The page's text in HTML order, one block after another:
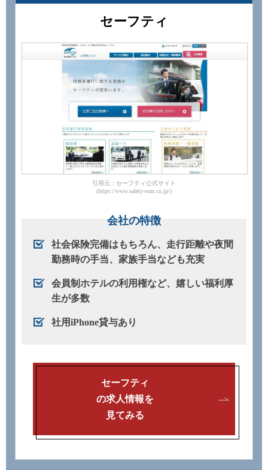
セーフティ
引用元：セーフティ公式サイト
(https://www.safety-ssm.co.jp/)
会社の特徴
社会保険完備はもちろん、走行距離や夜間
勤務時の手当、家族手当なども充実
会員制ホテルの利用権など、嬉しい福利厚
生が多数
社用iPhone貸与あり
セーフティ
の求人情報を
見てみる